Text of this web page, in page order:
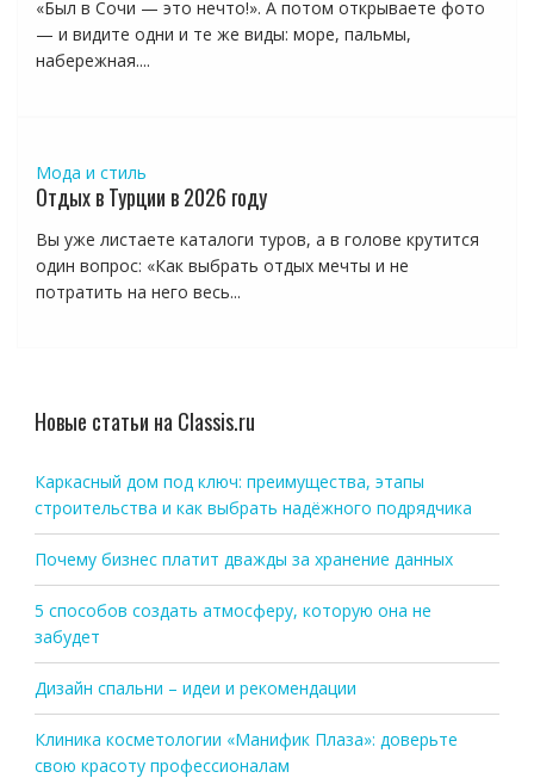
«Был в Сочи — это нечто!». А потом открываете фото
— и видите одни и те же виды: море, пальмы,
набережная....
Мода и стиль
Отдых в Турции в 2026 году
Вы уже листаете каталоги туров, а в голове крутится
один вопрос: «Как выбрать отдых мечты и не
потратить на него весь...
Новые статьи на Classis.ru
Каркасный дом под ключ: преимущества, этапы
строительства и как выбрать надёжного подрядчика
Почему бизнес платит дважды за хранение данных
5 способов создать атмосферу, которую она не
забудет
Дизайн спальни – идеи и рекомендации
Клиника косметологии «Манифик Плаза»: доверьте
свою красоту профессионалам